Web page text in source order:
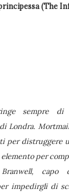
(The
sempre
Londra.
per distruggere
per
capo
impedirgli di